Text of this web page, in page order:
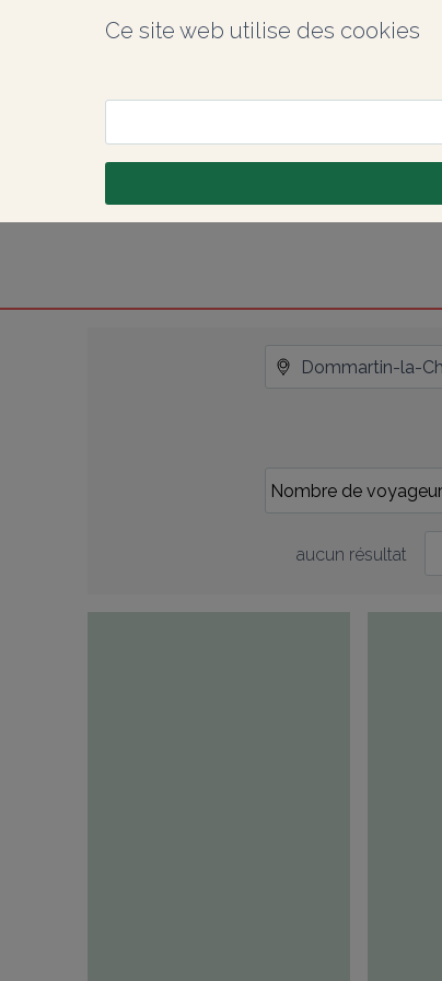
Ce site web utilise des cookies
aucun résultat